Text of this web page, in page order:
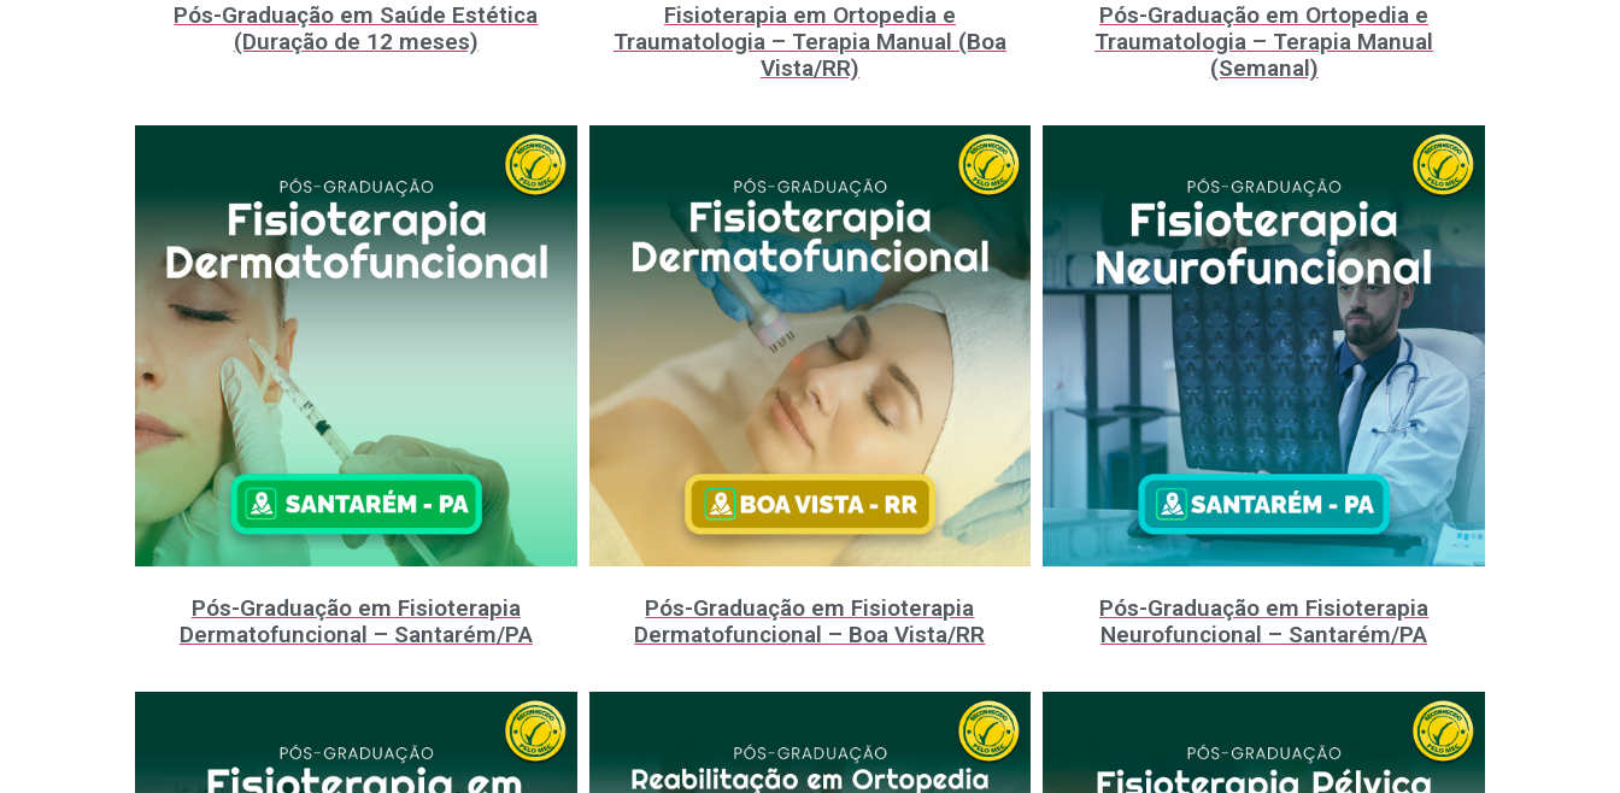
Pós-Graduação em Saúde Estética
(Duração de 12 meses)
Fisioterapia em Ortopedia e
Traumatologia – Terapia Manual (Boa
Vista/RR)
Pós-Graduação em Ortopedia e
Traumatologia – Terapia Manual
(Semanal)
Pós-Graduação em Fisioterapia
Dermatofuncional – Santarém/PA
Pós-Graduação em Fisioterapia
Dermatofuncional – Boa Vista/RR
Pós-Graduação em Fisioterapia
Neurofuncional – Santarém/PA